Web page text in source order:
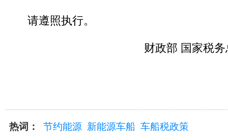
请遵照执行。
财政部 国家税务
热词： 节约能源 新能源车船 车船税政策